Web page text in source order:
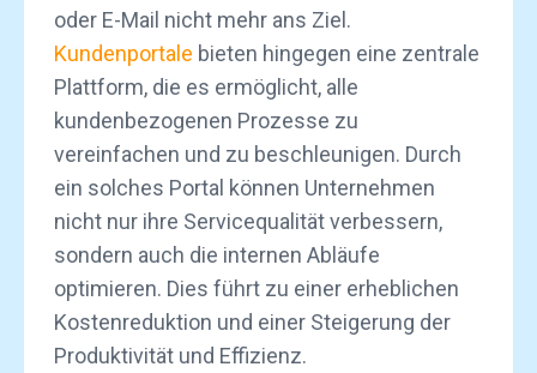
oder E-Mail nicht mehr ans Ziel.
Kundenportale bieten hingegen eine zentrale
Plattform, die es ermöglicht, alle
kundenbezogenen Prozesse zu
vereinfachen und zu beschleunigen. Durch
ein solches Portal können Unternehmen
nicht nur ihre Servicequalität verbessern,
sondern auch die internen Abläufe
optimieren. Dies führt zu einer erheblichen
Kostenreduktion und einer Steigerung der
Produktivität und Effizienz.